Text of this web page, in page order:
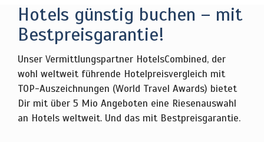
Hotels günstig buchen – mit
Bestpreisgarantie!
Unser Vermittlungspartner HotelsCombined, der
wohl weltweit führende Hotelpreisvergleich mit
TOP-Auszeichnungen (World Travel Awards) bietet
Dir mit über 5 Mio Angeboten eine Riesenauswahl
an Hotels weltweit. Und das mit Bestpreisgarantie.